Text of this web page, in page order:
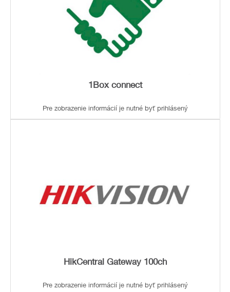
1Box connect
Pre zobrazenie informácií je nutné byť prihlásený
HikCentral Gateway 100ch
Pre zobrazenie informácií je nutné byť prihlásený